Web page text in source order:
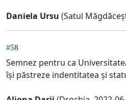
Daniela Ursu (Satul
#58
Semnez pentru ca
își păstreze indentitatea și